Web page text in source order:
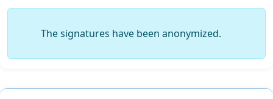
The signatures have been anonymized.